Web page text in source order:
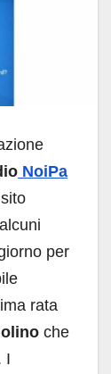
NoiPa
per
rata
che
I